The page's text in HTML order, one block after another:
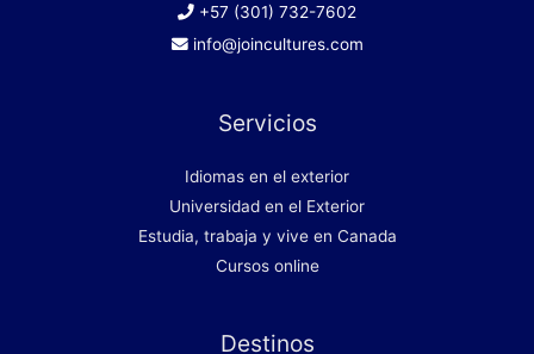
+57 (301) 732-7602
info@joincultures.com
Servicios
Idiomas en el exterior
Universidad en el Exterior
Estudia, trabaja y vive en Canada
Cursos online
Destinos